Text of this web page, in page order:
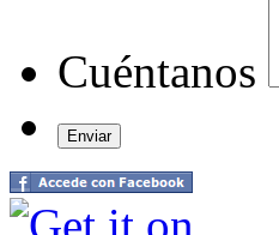
Cuéntanos